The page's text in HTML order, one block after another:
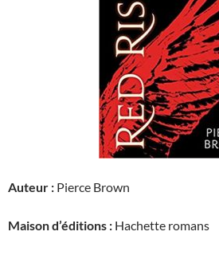
Auteur : Pierce Brown
Maison d’éditions : Hachette romans